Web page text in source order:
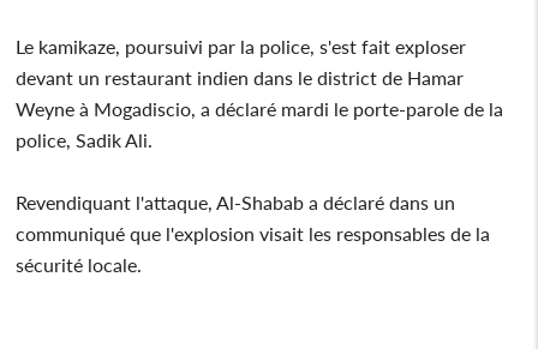
Le kamikaze, poursuivi par la police, s'est fait exploser
devant un restaurant indien dans le district de Hamar
Weyne à Mogadiscio, a déclaré mardi le porte-parole de la
police, Sadik Ali.
Revendiquant l'attaque, Al-Shabab a déclaré dans un
communiqué que l'explosion visait les responsables de la
sécurité locale.